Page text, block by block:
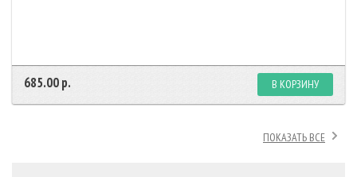
685.00 р. В КОРЗИНУ
ПОКАЗАТЬ ВСЕ